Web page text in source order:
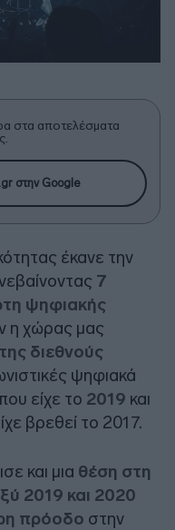
στα αποτελέσματα
στην Google
έκανε την
7
ψηφιακής
η χώρας μας
διεθνούς
ψηφιακά
είχε το 2019 και
βρεθεί το 2017.
και μια θέση στη
2019 και 2020
πρόοδο στην